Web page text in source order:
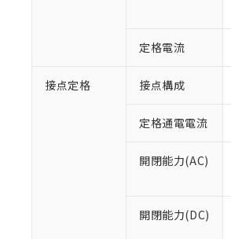
定格電流
接点定格 接点構成
定格通電電流
開閉能力(AC)
開閉能力(DC)